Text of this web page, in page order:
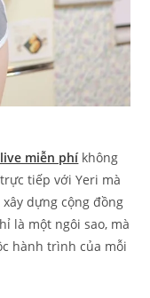
miễn phíkhông
tiếp với Yeri mà
dựng cộng đồng
là một ngôi sao, mà
hành trình của mỗi